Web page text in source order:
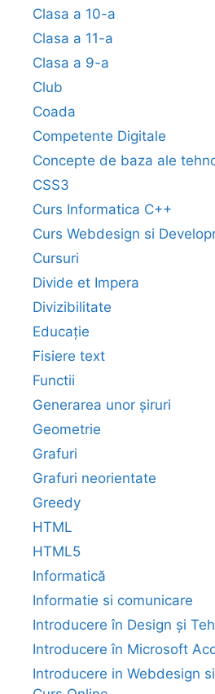
Clasa a 10-a
Clasa a 11-a
Clasa a 9-a
Club
Coada
Competente Digitale
Concepte de baza ale
CSS3
Curs Informatica C++
Curs Webdesign si
Cursuri
Divide et Impera
Divizibilitate
Educație
Fisiere text
Functii
Generarea unor șiruri
Geometrie
Grafuri
Grafuri neorientate
Greedy
HTML
HTML5
Informatică
Informatie si comunicare
Introducere în Design și
Introducere în Microsoft
Introducere in Webdesign